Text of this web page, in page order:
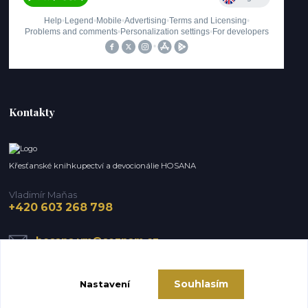
Kontakty
Křesťanské knihkupectví a devocionálie HOSANA
Vladimír Maňas
+420 603 268 798
hosana.vm@seznam.cz
Nastavení Souhlasím